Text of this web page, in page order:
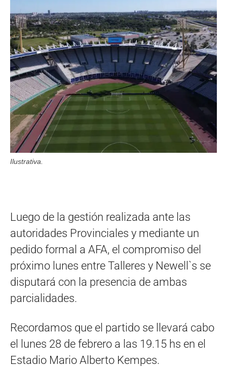
Ilustrativa.
Luego de la gestión realizada ante las
autoridades Provinciales y mediante un
pedido formal a AFA, el compromiso del
próximo lunes entre Talleres y Newell`s se
disputará con la presencia de ambas
parcialidades.
Recordamos que el partido se llevará cabo
el lunes 28 de febrero a las 19.15 hs en el
Estadio Mario Alberto Kempes.